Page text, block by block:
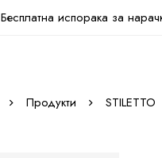
Бесплатна испорака за
Продукти STILETTO